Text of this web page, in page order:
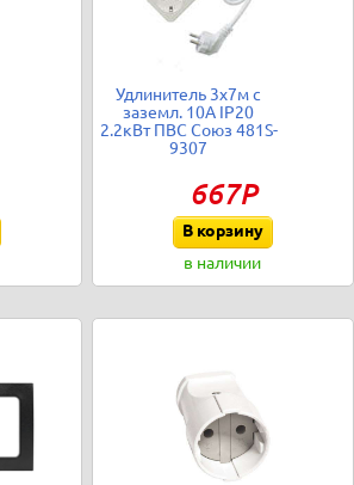
Удлинитель 3х7м с
заземл. 10А IP20
2.2кВт ПВС Союз 481S-
9307
667Р
В корзину
в наличии